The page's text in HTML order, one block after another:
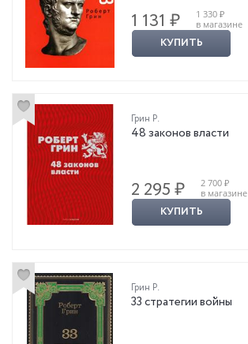
1 131 ₽
1 330 ₽
в магазине
КУПИТЬ
Грин Р.
48 законов власти
2 295 ₽
2 700 ₽
в магазине
КУПИТЬ
Грин Р.
33 стратегии войны